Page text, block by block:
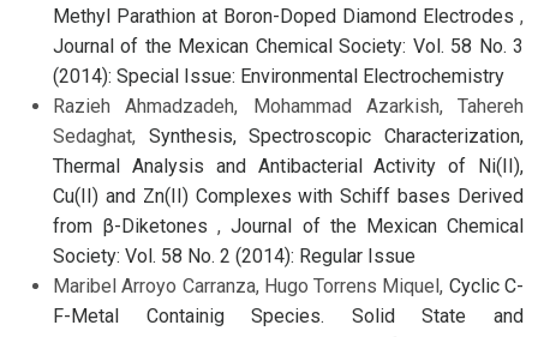
Methyl Parathion at Boron-Doped Diamond Electrodes ,
Journal of the Mexican Chemical Society: Vol. 58 No. 3
(2014): Special Issue: Environmental Electrochemistry
Razieh Ahmadzadeh, Mohammad Azarkish, Tahereh
Sedaghat, Synthesis, Spectroscopic Characterization,
Thermal Analysis and Antibacterial Activity of Ni(II),
Cu(II) and Zn(II) Complexes with Schiff bases Derived
from β-Diketones,Journal of the Mexican Chemical
Society: Vol. 58 No. 2 (2014): Regular Issue
Maribel Arroyo Carranza, Hugo Torrens Miquel, Cyclic C-
F-Metal Containig Species. Solid State and